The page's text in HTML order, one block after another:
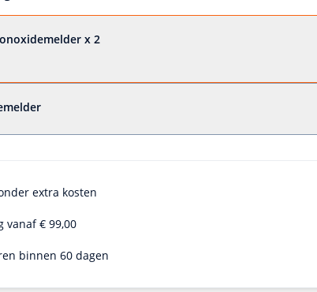
x 2
extra kosten
vanaf € 99,00
binnen 60 dagen